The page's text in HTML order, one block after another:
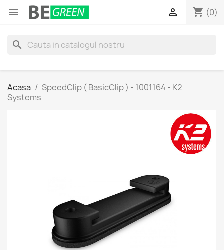
 shopping_cart (0)

search
Acasa
SpeedClip ( BasicClip ) - 1001164 - K2
Systems